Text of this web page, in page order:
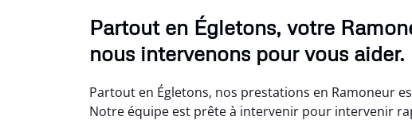
Partout en Égletons, votre
nous intervenons pour vous aider.
Partout en Égletons, nos prestations en Ramoneur
Notre équipe est prête à intervenir pour intervenir